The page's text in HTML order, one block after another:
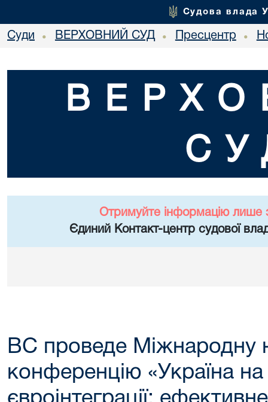
Судова влада
Суди • ВЕРХОВНИЙ СУД • Пресцентр •
Отримуйте інформацію лише
Єдиний Контакт-центр судової
ВС проведе Міжнародну
конференцію «Україна